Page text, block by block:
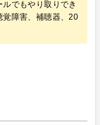
でもやり取りでき
覚障害、補聴器、20